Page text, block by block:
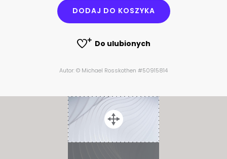
DODAJ DO KOSZYKA
Do ulubionych
Autor: © Michael Rosskothen #50915814